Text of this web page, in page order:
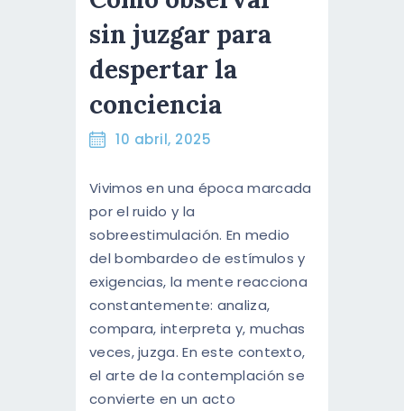
ENGLISH
sin juzgar para
despertar la
conciencia
10 abril, 2025
Vivimos en una época marcada
por el ruido y la
sobreestimulación. En medio
del bombardeo de estímulos y
exigencias, la mente reacciona
constantemente: analiza,
compara, interpreta y, muchas
veces, juzga. En este contexto,
el arte de la contemplación se
convierte en un acto